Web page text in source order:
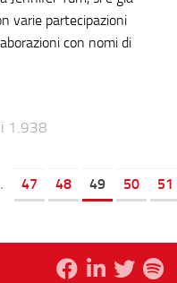
varie partecipazioni
con nomi di
1.938
47 48 49 50
51